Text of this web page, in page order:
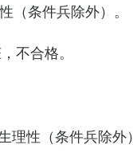
（条件兵除外）。
不合格。
理性（条件兵除外